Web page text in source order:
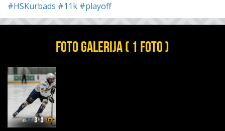
#HSKurbads #11k #playoff
FOTO GALERIJA ( 1 FOTO )